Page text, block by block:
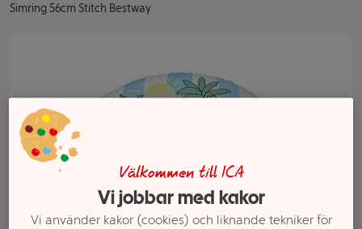
Simring 56cm Stitch Bestway
Välkommen till ICA
Vi jobbar med kakor
Vi använder kakor (cookies) och liknande tekniker för